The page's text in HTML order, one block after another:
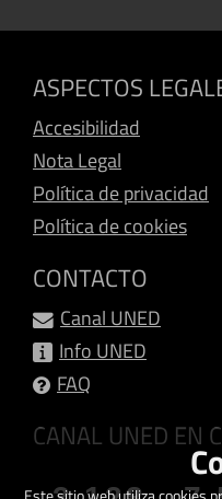
ASPECTOS
Accesibilidad
Nota Legal
Política de privacidad
Política de cookies
CONTACTO
Canal UNED
Info UNED
FAQ
CANAL UNED EN